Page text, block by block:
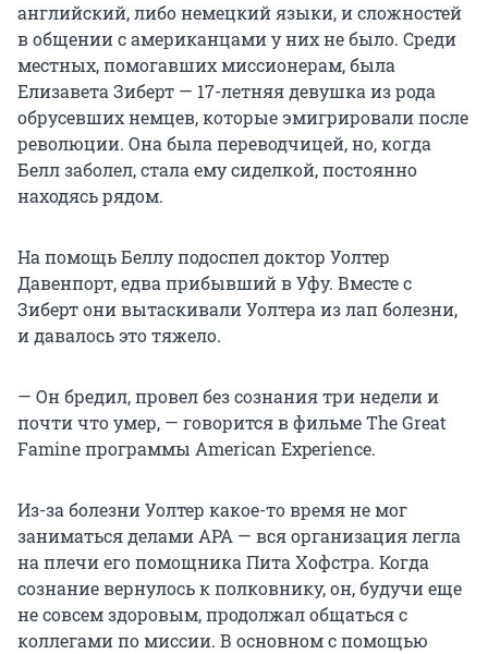
английский, либо немецкий языки, и сложностей
в общении с американцами у них не было. Среди
местных, помогавших миссионерам, была
Елизавета Зиберт — 17-летняя девушка из рода
обрусевших немцев, которые эмигрировали после
революции. Она была переводчицей, но, когда
Белл заболел, стала ему сиделкой, постоянно
находясь рядом.
На помощь Беллу подоспел доктор Уолтер
Давенпорт, едва прибывший в Уфу. Вместе с
Зиберт они вытаскивали Уолтера из лап болезни,
и давалось это тяжело.
— Он бредил, провел без сознания три недели и
почти что умер, — говорится в фильме The Great
Famine программы American Experience.
Из-за болезни Уолтер какое-то время не мог
заниматься делами АРА — вся организация легла
на плечи его помощника Пита Хофстра. Когда
сознание вернулось к полковнику, он, будучи еще
не совсем здоровым, продолжал общаться с
коллегами по миссии. В основном с помощью